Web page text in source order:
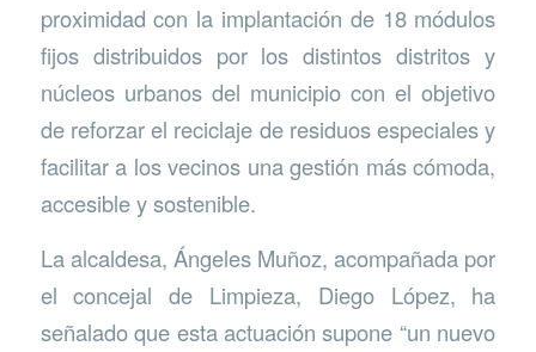
proximidad con la implantación de 18 módulos
fijos distribuidos por los distintos distritos y
núcleos urbanos del municipio con el objetivo
de reforzar el reciclaje de residuos especiales y
facilitar a los vecinos una gestión más cómoda,
accesible y sostenible.
La alcaldesa, Ángeles Muñoz, acompañada por
el concejal de Limpieza, Diego López, ha
señalado que esta actuación supone “un nuevo